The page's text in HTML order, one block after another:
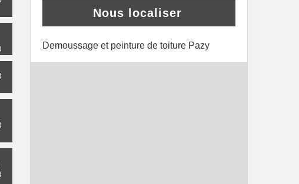
Nous localiser
Demoussage et peinture de toiture Pazy